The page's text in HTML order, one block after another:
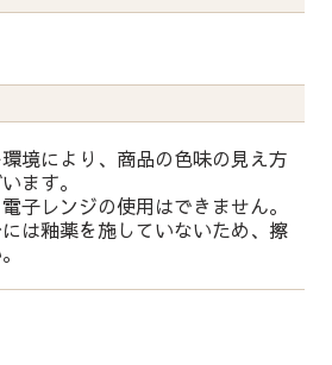
境により、商品の色味の見え方
ます。
子レンジの使用はできません。
は釉薬を施していないため、擦